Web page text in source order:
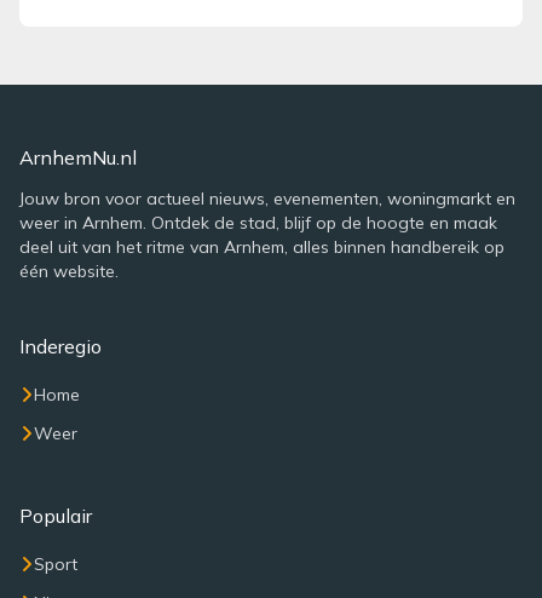
ArnhemNu.nl
Jouw bron voor actueel nieuws, evenementen, woningmarkt en
weer in Arnhem. Ontdek de stad, blijf op de hoogte en maak
deel uit van het ritme van Arnhem, alles binnen handbereik op
één website.
Inderegio
Home
Weer
Populair
Sport